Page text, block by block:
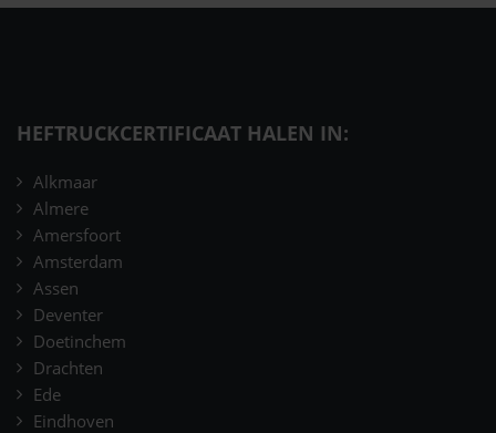
HEFTRUCKCERTIFICAAT HALEN IN:
Alkmaar
Almere
Amersfoort
Amsterdam
Assen
Deventer
Doetinchem
Drachten
Ede
Eindhoven